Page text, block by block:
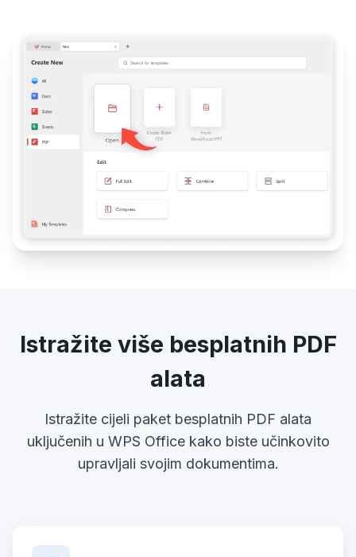
Istražite više besplatnih PDF
alata
Istražite cijeli paket besplatnih PDF alata
uključenih u WPS Office kako biste učinkovito
upravljali svojim dokumentima.